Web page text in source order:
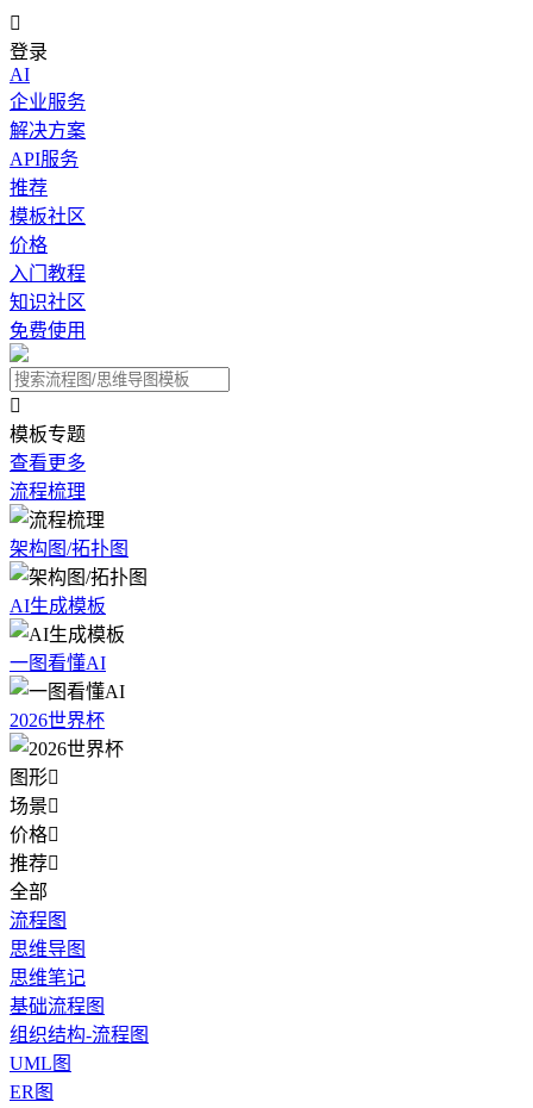

登录
AI
企业服务
解决方案
API服务
推荐
模板社区
价格
入门教程
知识社区
免费使用

模板专题
查看更多
流程梳理
架构图/拓扑图
AI生成模板
一图看懂AI
2026世界杯
图形
场景
价格
推荐
全部
流程图
思维导图
思维笔记
基础流程图
组织结构-流程图
UML图
ER图